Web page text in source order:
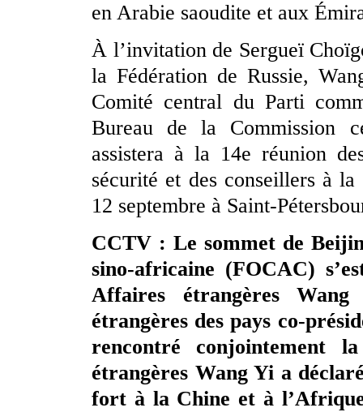
en Arabie saoudite et aux
À l’invitation de Sergueï
la Fédération de Russie,
Comité central du Parti
Bureau de la Commission
assistera à la 14e réunion
sécurité et des conseillers à
12 septembre à Saint-
CCTV : Le sommet de
sino-africaine (FOCAC)
Affaires étrangères
étrangères des pays co-
rencontré conjointement
étrangères Wang Yi a
fort à la Chine et à